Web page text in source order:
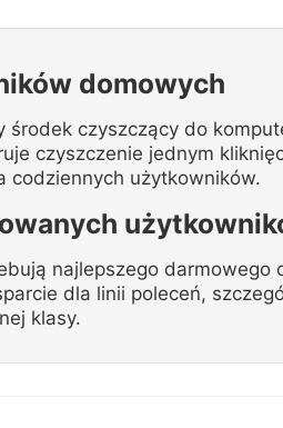
domowych
środek czyszczący do
czyszczenie jednym
codziennych użytkowników.
najlepszego
dla linii poleceń,
klasy.